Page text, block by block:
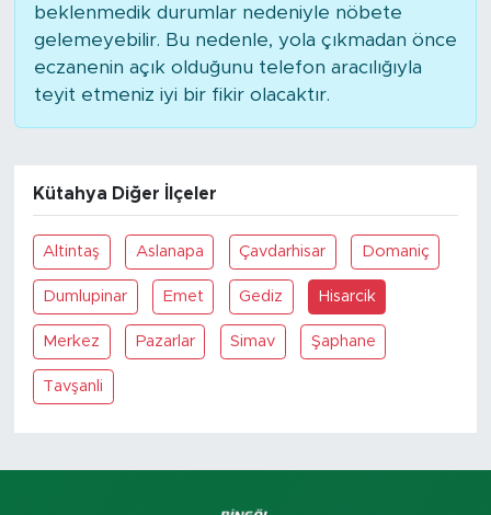
beklenmedik durumlar nedeniyle nöbete
gelemeyebilir. Bu nedenle, yola çıkmadan önce
eczanenin açık olduğunu telefon aracılığıyla
teyit etmeniz iyi bir fikir olacaktır.
Kütahya Diğer İlçeler
Altintaş Aslanapa Çavdarhisar Domaniç
Dumlupinar Emet Gediz Hisarcik
Merkez Pazarlar Simav Şaphane
Tavşanli
Tavz Der
Bingöl Kaza Haberleri